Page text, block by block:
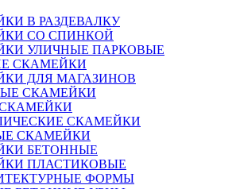
В РАЗДЕВАЛКУ
СО СПИНКОЙ
УЛИЧНЫЕ ПАРКОВЫЕ
СКАМЕЙКИ
ДЛЯ МАГАЗИНОВ
СКАМЕЙКИ
СКАМЕЙКИ
СКАМЕЙКИ
БЕТОННЫЕ
ПЛАСТИКОВЫЕ
ФОРМЫ